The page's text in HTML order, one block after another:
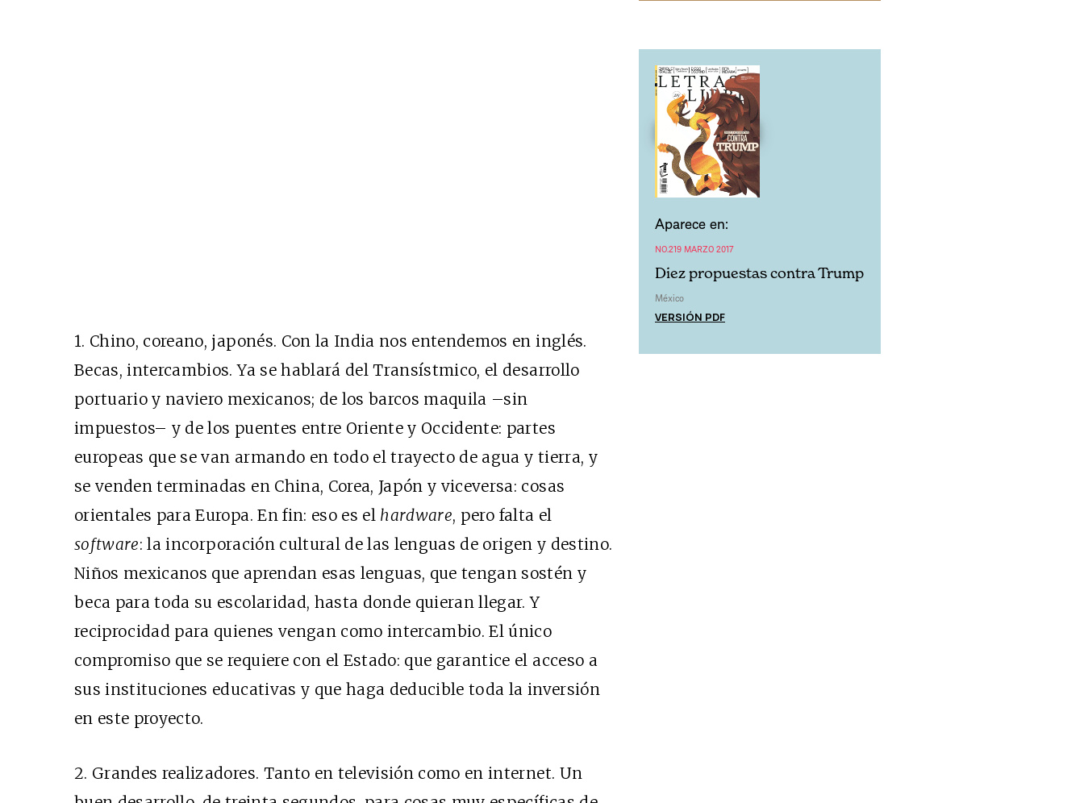
1. Chino, coreano, japonés. Con la India nos entendemos en inglés.
Becas, intercambios. Ya se hablará del Transístmico, el desarrollo
portuario y naviero mexicanos; de los barcos maquila –sin
impuestos– y de los puentes entre Oriente y Occidente: partes
europeas que se van armando en todo el trayecto de agua y tierra, y
se venden terminadas en China, Corea, Japón y viceversa: cosas
orientales para Europa. En fin: eso es el hardware, pero falta el
software: la incorporación cultural de las lenguas de origen y destino.
Niños mexicanos que aprendan esas lenguas, que tengan sostén y
beca para toda su escolaridad, hasta donde quieran llegar. Y
reciprocidad para quienes vengan como intercambio. El único
compromiso que se requiere con el Estado: que garantice el acceso a
sus instituciones educativas y que haga deducible toda la inversión
en este proyecto.
2. Grandes realizadores. Tanto en televisión como en internet. Un
Aparece en:
NO.219 MARZO 2017
Diez propuestas contra Trump
México
VERSIÓN PDF